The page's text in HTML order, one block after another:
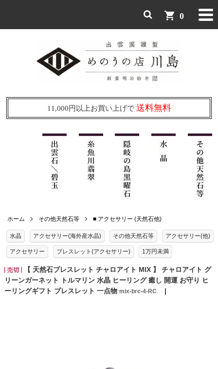
shopping_cart 0
11,000円以上お買い上げで 送料無料
ホーム その他天然石等 ■ アクセサリー (天然石他)
水晶 アクセサリー(海外産水晶) その他天然石等 アクセサリー(他)
アクセサリー ブレスレット(アクセサリー) 1万円未満
【 天然石ブレスレット チャロアイト MIX 】 チャロアイト グ
リーンガーネット トルマリン 水晶 ヒーリング 癒し 開運 お守り ヒ
ーリングギフト ブレスレット 一点物 mix-brc-4-RC